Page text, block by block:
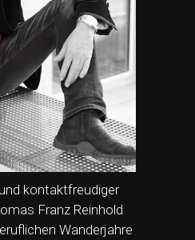
kontaktfreudiger
Franz Reinhold
Wanderjahre